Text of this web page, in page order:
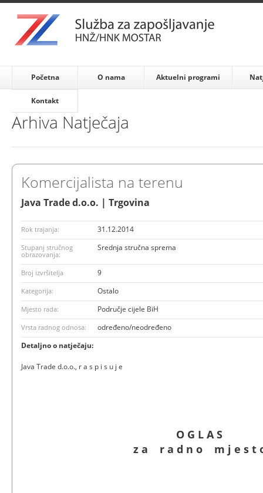
Početna O nama Aktuelni programi
Kontakt
Arhiva Natječaja
Komercijalista na terenu
Java Trade d.o.o. | Trgovina
Rok trajanja: 31.12.2014
Stupanj stručnog
obrazovanja:
Srednja stručna sprema
Broj izvršitelja 9
Kategorija: Ostalo
Mjesto rada: Područje cijele BiH
Vrsta radnog odnosa:
određeno/neodređeno
Detaljno o natječaju:
Java Trade d.o.o., r a s p i s u j e
O G L A S
z a r a d n o m j e s t